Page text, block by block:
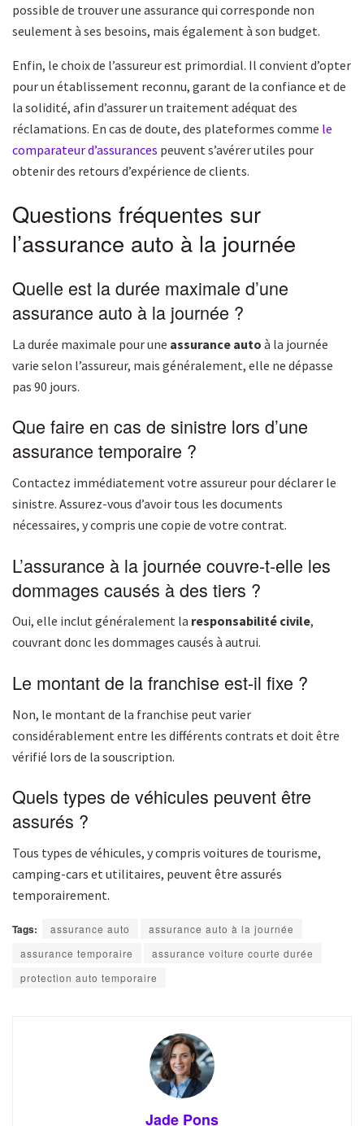
possible de trouver une assurance qui corresponde non
seulement à ses besoins, mais également à son budget.
Enfin, le choix de l’assureur est primordial. Il convient d’opter
pour un établissement reconnu, garant de la confiance et de
la solidité, afin d’assurer un traitement adéquat des
réclamations. En cas de doute, des plateformes comme le
comparateur d’assurances peuvent s’avérer utiles pour
obtenir des retours d’expérience de clients.
Questions fréquentes sur
l’assurance auto à la journée
Quelle est la durée maximale d’une
assurance auto à la journée ?
La durée maximale pour une assurance auto à la journée
varie selon l’assureur, mais généralement, elle ne dépasse
pas 90 jours.
Que faire en cas de sinistre lors d’une
assurance temporaire ?
Contactez immédiatement votre assureur pour déclarer le
sinistre. Assurez-vous d’avoir tous les documents
nécessaires, y compris une copie de votre contrat.
L’assurance à la journée couvre-t-elle les
dommages causés à des tiers ?
Oui, elle inclut généralement la responsabilité civile,
couvrant donc les dommages causés à autrui.
Le montant de la franchise est-il fixe ?
Non, le montant de la franchise peut varier
considérablement entre les différents contrats et doit être
vérifié lors de la souscription.
Quels types de véhicules peuvent être
assurés ?
Tous types de véhicules, y compris voitures de tourisme,
camping-cars et utilitaires, peuvent être assurés
temporairement.
Tags: assurance auto
assurance auto à la journée
assurance temporaire
assurance voiture courte durée
protection auto temporaire
Jade Pons